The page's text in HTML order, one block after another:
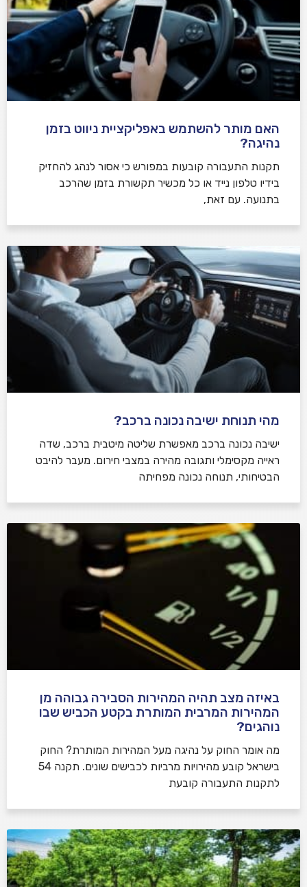
האם מותר להשתמש באפליקציית ניווט בזמן
נהיגה?
תקנות התעבורה קובעות במפורש כי אסור לנהג להחזיק
בידיו טלפון נייד או כל מכשיר תקשורת בזמן שהרכב
בתנועה. עם זאת,
מהי תנוחת ישיבה נכונה ברכב?
ישיבה נכונה ברכב מאפשרת שליטה מיטבית ברכב, שדה
ראייה מקסימלי ותגובה מהירה במצבי חירום. מעבר להיבט
הבטיחותי, תנוחה נכונה מפחיתה
באיזה מצב תהיה המהירות הסבירה גבוהה מן
המהירות המרבית המותרת בקטע הכביש שבו
נוהגים?
​מה אומר החוק על נהיגה מעל המהירות המותרת? החוק
בישראל קובע מהירויות מרביות לכבישים שונים. תקנה 54
לתקנות התעבורה קובעת